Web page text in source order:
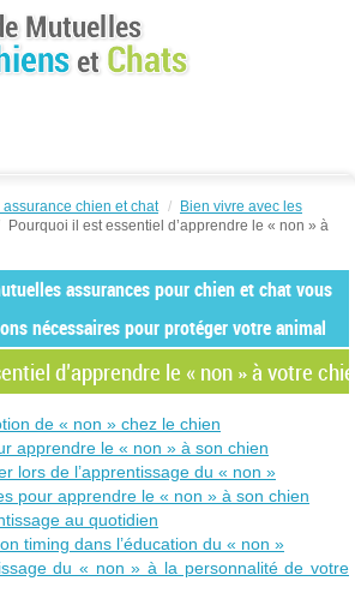
chien et chat /
Bien vivre avec les
Pourquoi il est essentiel d’apprendre le « non » à
assurances pour chien et chat vous
nécessaires pour protéger votre animal
d’apprendre le « non » à votre
de « non » chez le chien
apprendre le « non » à son chien
lors de l’apprentissage du « non »
pour apprendre le « non » à son chien
au quotidien
timing dans l’éducation du « non »
du « non » à la personnalité de votre